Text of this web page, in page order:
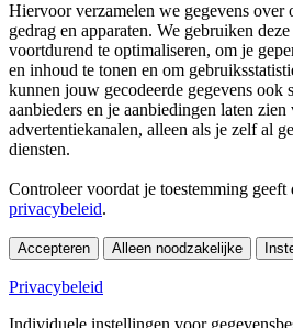
Hiervoor verzamelen we gegevens over
gedrag en apparaten. We gebruiken
voortdurend te optimaliseren, om je
en inhoud te tonen en om
kunnen jouw gecodeerde gegevens ook
aanbieders en je aanbiedingen laten
advertentiekanalen, alleen als je zelf al
diensten.
Controleer voordat je toestemming geeft
privacybeleid.
Accepteren Alleen noodzakelijke
Privacybeleid